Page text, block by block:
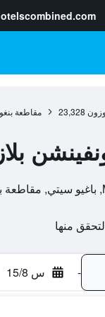
23,328 مقاطعة
- س 15/8